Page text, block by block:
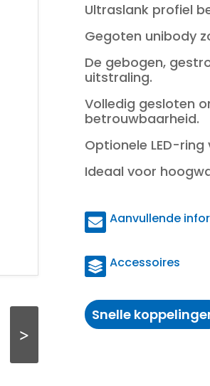
>
Ultraslank profiel
Gegoten unibody
De gebogen,
uitstraling.
Volledig gesloten
betrouwbaarheid.
Optionele LED-
Ideaal voor
Aanvullende
Accessoires
Snelle